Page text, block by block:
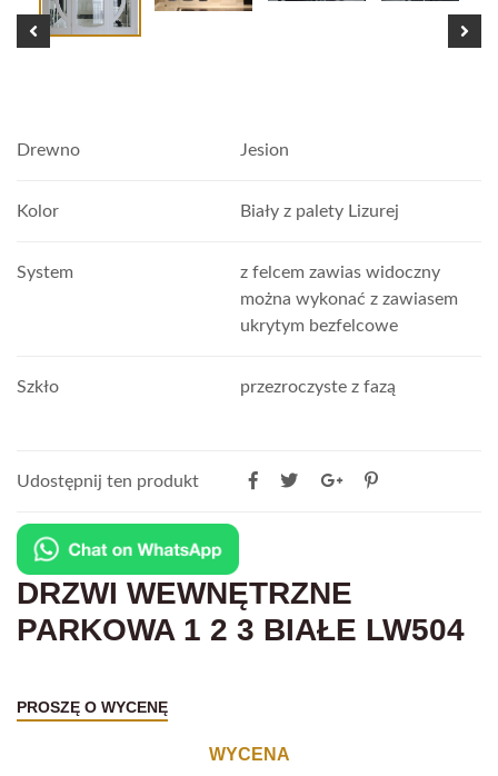
Drewno Jesion
Kolor Biały z palety Lizurej
System
z felcem zawias widoczny
można wykonać z zawiasem
ukrytym bezfelcowe
Szkło przezroczyste z fazą
Udostępnij ten produkt
DRZWI WEWNĘTRZNE
PARKOWA 1 2 3 BIAŁE LW504
PROSZĘ O WYCENĘ
WYCENA